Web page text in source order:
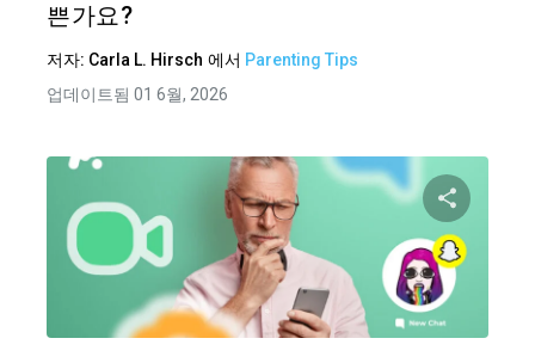
쁜가요?
저자: Carla L. Hirsch 에서 Parenting Tips
업데이트됨 01 6월, 2026
이 기